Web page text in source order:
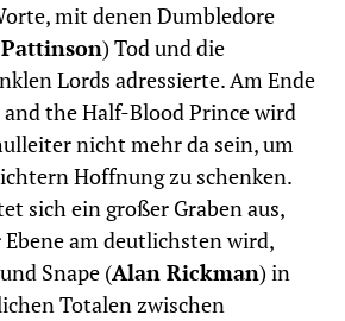
mit denen Dumbledore
) Tod und die
Lords adressierte. Am Ende
the Half-Blood Prince wird
nicht mehr da sein, um
Hoffnung zu schenken.
sich ein großer Graben aus,
am deutlichsten wird,
Snape (Alan Rickman) in
Totalen zwischen